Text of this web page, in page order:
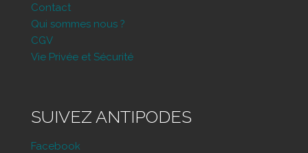
Contact
Qui sommes nous ?
CGV
Vie Privée et Sécurité
SUIVEZ ANTIPODES
Facebook